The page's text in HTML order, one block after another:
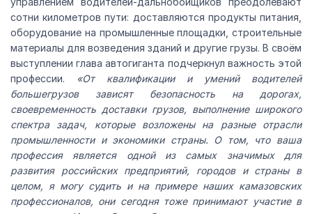
сотни километров пути: доставляются продукты питания,
оборудование на промышленные площадки, строительные
материалы для возведения зданий и другие грузы. В своём
выступлении глава автогиганта подчеркнул важность этой
профессии.
«От квалификации и умений водителей
большегрузов зависят безопасность на дорогах,
своевременность доставки грузов, выполнение широкого
спектра задач, которые возложены на разные отрасли
промышленности и экономики страны. О том, что ваша
профессия является одной из самых значимых для
развития российских предприятий, городов и страны в
целом, я могу судить и на примере наших камазовских
профессионалов, они сегодня тоже принимают участие в